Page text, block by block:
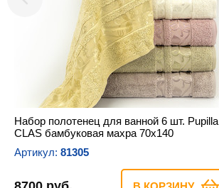
Набор полотенец для ванной 6 шт. Pupilla
CLAS бамбуковая махра 70х140
Артикул: 81305